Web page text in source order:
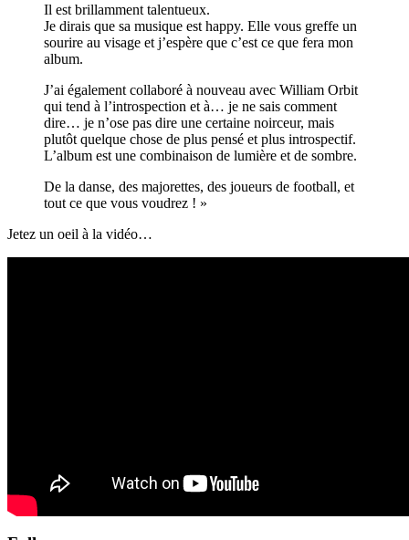
Il est brillamment talentueux.
Je dirais que sa musique est happy. Elle vous greffe un
sourire au visage et j’espère que c’est ce que fera mon
album.
J’ai également collaboré à nouveau avec William Orbit
qui tend à l’introspection et à… je ne sais comment
dire… je n’ose pas dire une certaine noirceur, mais
plutôt quelque chose de plus pensé et plus introspectif.
L’album est une combinaison de lumière et de sombre.
De la danse, des majorettes, des joueurs de football, et
tout ce que vous voudrez ! »
Jetez un oeil à la vidéo…